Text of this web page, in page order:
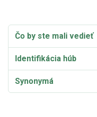
Čo by ste mali vedieť
Identifikácia húb
Synonymá